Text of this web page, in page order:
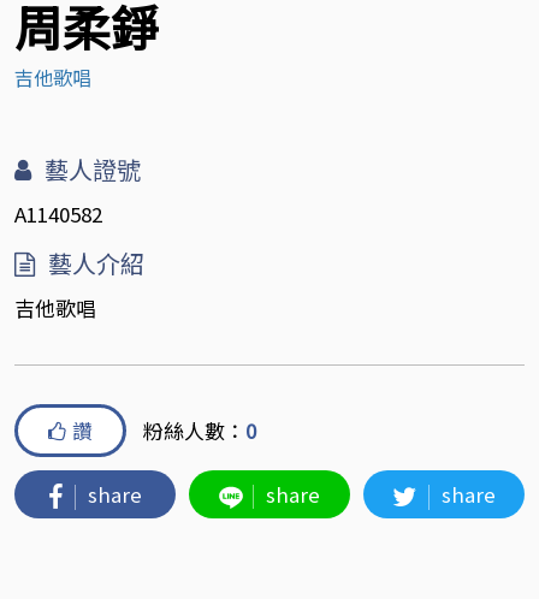
周柔錚
吉他歌唱
藝人證號
A1140582
藝人介紹
吉他歌唱
讚 粉絲人數： 0
share share share